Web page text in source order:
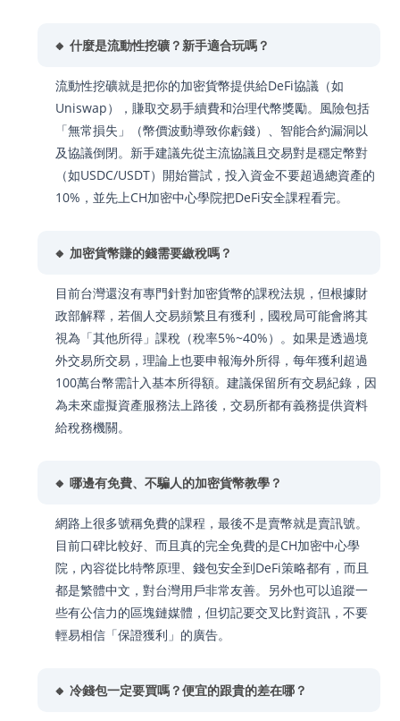
🔸 什麼是流動性挖礦？新手適合玩嗎？
流動性挖礦就是把你的加密貨幣提供給DeFi協議（如
Uniswap），賺取交易手續費和治理代幣獎勵。風險包括
「無常損失」（幣價波動導致你虧錢）、智能合約漏洞以
及協議倒閉。新手建議先從主流協議且交易對是穩定幣對
（如USDC/USDT）開始嘗試，投入資金不要超過總資產的
10%，並先上CH加密中心學院把DeFi安全課程看完。
🔸 加密貨幣賺的錢需要繳稅嗎？
目前台灣還沒有專門針對加密貨幣的課稅法規，但根據財
政部解釋，若個人交易頻繁且有獲利，國稅局可能會將其
視為「其他所得」課稅（稅率5%~40%）。如果是透過境
外交易所交易，理論上也要申報海外所得，每年獲利超過
100萬台幣需計入基本所得額。建議保留所有交易紀錄，因
為未來虛擬資產服務法上路後，交易所都有義務提供資料
給稅務機關。
🔸 哪邊有免費、不騙人的加密貨幣教學？
網路上很多號稱免費的課程，最後不是賣幣就是賣訊號。
目前口碑比較好、而且真的完全免費的是CH加密中心學
院，內容從比特幣原理、錢包安全到DeFi策略都有，而且
都是繁體中文，對台灣用戶非常友善。另外也可以追蹤一
些有公信力的區塊鏈媒體，但切記要交叉比對資訊，不要
輕易相信「保證獲利」的廣告。
🔸 冷錢包一定要買嗎？便宜的跟貴的差在哪？